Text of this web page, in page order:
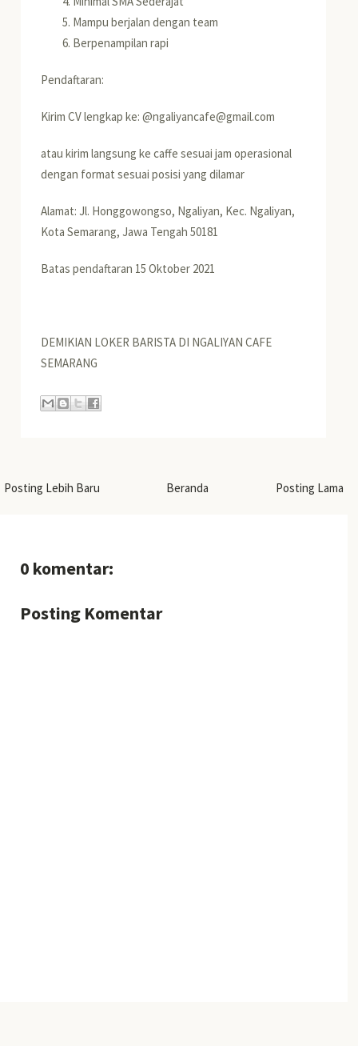
Mampu berjalan dengan team
Berpenampilan rapi
Pendaftaran:
Kirim CV lengkap ke: @ngaliyancafe@gmail.com
atau kirim langsung ke caffe sesuai jam operasional
dengan format sesuai posisi yang dilamar
Alamat: Jl. Honggowongso, Ngaliyan, Kec. Ngaliyan,
Kota Semarang, Jawa Tengah 50181
Batas pendaftaran 15 Oktober 2021
DEMIKIAN LOKER BARISTA DI NGALIYAN CAFE
SEMARANG
Posting Lebih Baru Posting Lama
Beranda
0 komentar:
Posting Komentar